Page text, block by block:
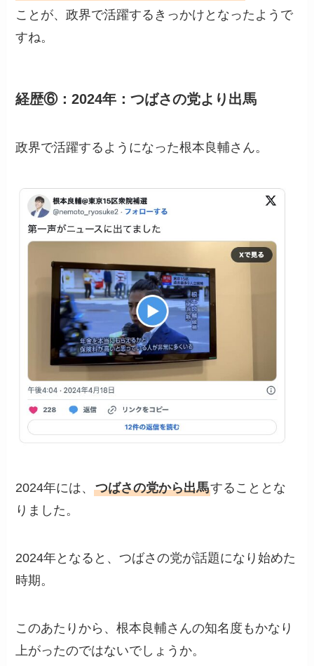
ことが、政界で活躍するきっかけとなったようで
すね。
経歴⑥：2024年：つばさの党より出馬
政界で活躍するようになった根本良輔さん。
2024年には、つばさの党から出馬することとな
りました。
2024年となると、つばさの党が話題になり始めた
時期。
このあたりから、根本良輔さんの知名度もかなり
上がったのではないでしょうか。